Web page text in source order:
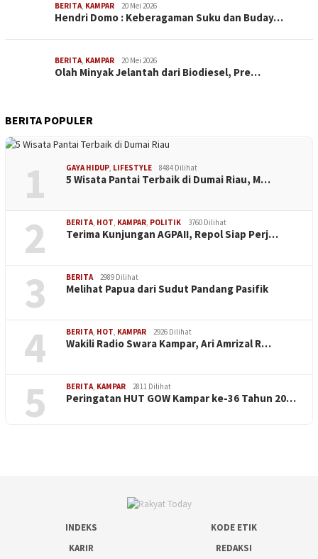
BERITA, KAMPAR 20 Mei 2026
Hendri Domo : Keberagaman Suku dan Buday…
BERITA, KAMPAR 20 Mei 2026
Olah Minyak Jelantah dari Biodiesel, Pre…
BERITA POPULER
1 GAYA HIDUP, LIFESTYLE 8484 Dilihat
5 Wisata Pantai Terbaik di Dumai Riau, M…
2 BERITA, HOT, KAMPAR, POLITIK 3760 Dilihat
Terima Kunjungan AGPAII, Repol Siap Perj…
3 BERITA 2989 Dilihat
Melihat Papua dari Sudut Pandang Pasifik
4 BERITA, HOT, KAMPAR 2926 Dilihat
Wakili Radio Swara Kampar, Ari Amrizal R…
5 BERITA, KAMPAR 2811 Dilihat
Peringatan HUT GOW Kampar ke-36 Tahun 20…
INDEKS
KODE ETIK
KARIR
REDAKSI